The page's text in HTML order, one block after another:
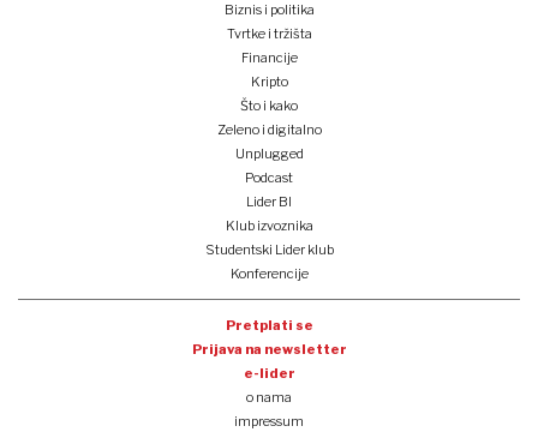
Biznis i politika
Tvrtke i tržišta
Financije
Kripto
Što i kako
Zeleno i digitalno
Unplugged
Podcast
Lider BI
Klub izvoznika
Studentski Lider klub
Konferencije
Pretplati se
Prijava na newsletter
e-lider
o nama
impressum